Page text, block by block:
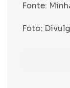
Fonte:
Foto: